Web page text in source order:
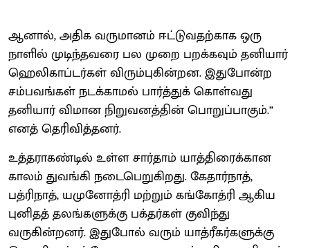
ஆனால், அதிக வருமானம் ஈட்டுவதற்காக ஒரு
நாளில் முடிந்தவரை பல முறை பறக்கவும் தனியார்
ஹெலிகாப்டர்கள் விரும்புகின்றன. இதுபோன்ற
சம்பவங்கள் நடக்காமல் பார்த்துக் கொள்வது
தனியார் விமான நிறுவனத்தின் பொறுப்பாகும்.”
எனத் தெரிவித்தனர்.
உத்தராகண்டில் உள்ள சார்தாம் யாத்திரைக்கான
காலம் துவங்கி நடைபெறுகிறது. கேதார்நாத்,
பத்ரிநாத், யமுனோத்ரி மற்றும் கங்கோத்ரி ஆகிய
புனிதத் தலங்களுக்கு பக்தர்கள் குவிந்து
வருகின்றனர். இதுபோல் வரும் யாத்ரீகர்களுக்கு